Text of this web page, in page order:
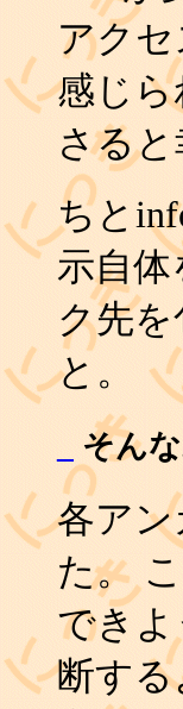
アク
感じ
さると
ちと
示自
ク先
と。
そん
各ア
た。
できよ
断す